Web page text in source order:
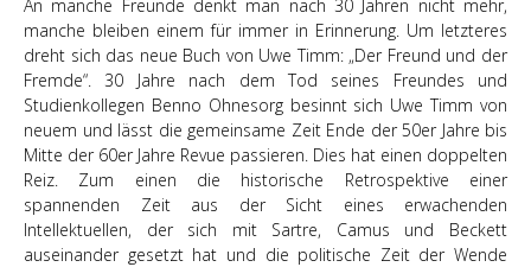
An manche Freunde denkt man nach 30 Jahren nicht mehr,
manche bleiben einem für immer in Erinnerung. Um letzteres
dreht sich das neue Buch von Uwe Timm: „Der Freund und der
Fremde“. 30 Jahre nach dem Tod seines Freundes und
Studienkollegen Benno Ohnesorg besinnt sich Uwe Timm von
neuem und lässt die gemeinsame Zeit Ende der 50er Jahre bis
Mitte der 60er Jahre Revue passieren. Dies hat einen doppelten
Reiz. Zum einen die historische Retrospektive einer
spannenden Zeit aus der Sicht eines erwachenden
Intellektuellen, der sich mit Sartre, Camus und Beckett
auseinander gesetzt hat und die politische Zeit der Wende